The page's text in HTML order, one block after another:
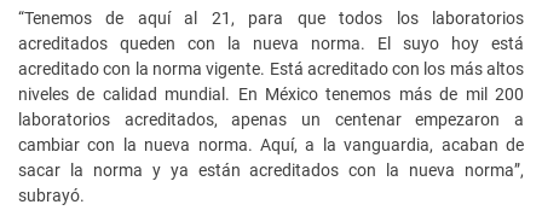
“Tenemos de aquí al 21, para que todos los laboratorios
acreditados queden con la nueva norma. El suyo hoy está
acreditado con la norma vigente. Está acreditado con los más altos
niveles de calidad mundial. En México tenemos más de mil 200
laboratorios acreditados, apenas un centenar empezaron a
cambiar con la nueva norma. Aquí, a la vanguardia, acaban de
sacar la norma y ya están acreditados con la nueva norma”,
subrayó.